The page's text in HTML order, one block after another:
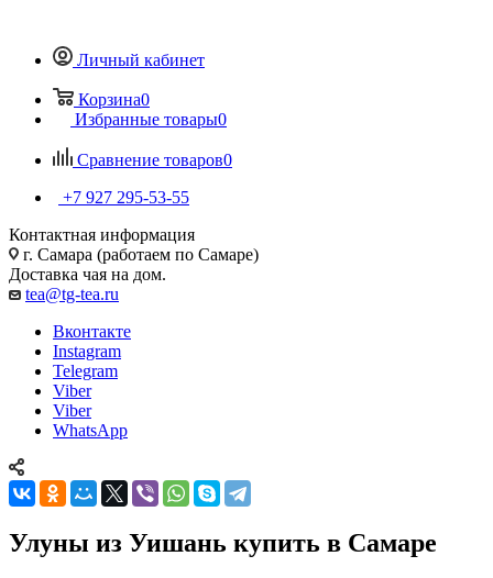
Личный кабинет
Корзина0
Избранные товары0
Сравнение товаров0
+7 927 295-53-55
Контактная информация
г. Самара (работаем по Самаре)
Доставка чая на дом.
tea@tg-tea.ru
Вконтакте
Instagram
Telegram
Viber
Viber
WhatsApp
Улуны из Уишань купить в Самаре